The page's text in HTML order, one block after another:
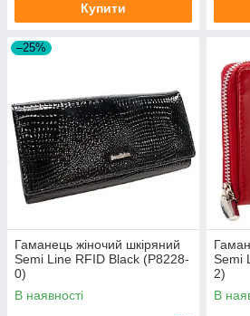
Купити
–25%
Гаманець жіночий шкіряний
Semi Line RFID Black (P8228-
0)
В наявності
Semi
2)
В